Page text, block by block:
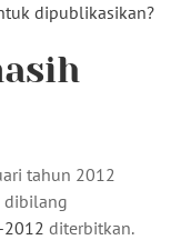
dipublikasikan?
tahun 2012
dibilang
2012 diterbitkan.